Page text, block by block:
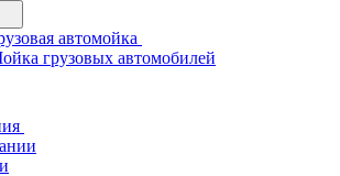
автомойка
грузовых автомобилей